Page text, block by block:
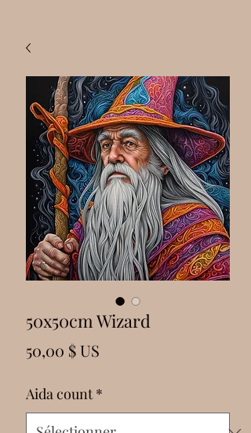
50x50cm Wizard
50,00 $ US
Aida count *